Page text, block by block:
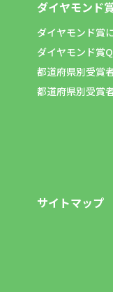
ダイヤモンド
ダイヤモンド賞
ダイヤモンド賞
都道府県別受賞
都道府県別受賞
サイトマップ